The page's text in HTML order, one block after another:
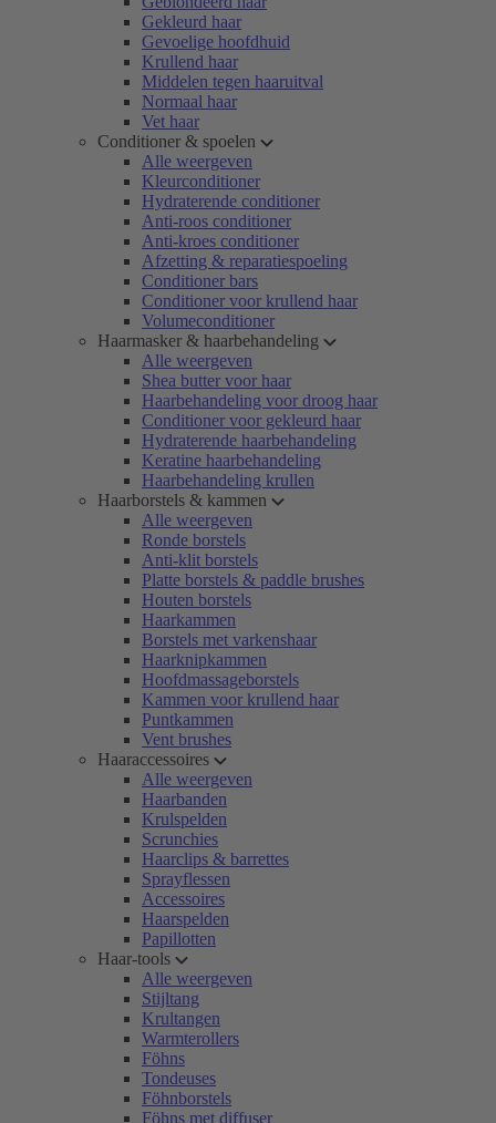
Gekleurd haar
Gevoelige hoofdhuid
Krullend haar
Middelen tegen haaruitval
Normaal haar
Vet haar
Conditioner & spoelen
Alle weergeven
Kleurconditioner
Hydraterende conditioner
Anti-roos conditioner
Anti-kroes conditioner
Afzetting & reparatiespoeling
Conditioner bars
Conditioner voor krullend haar
Volumeconditioner
Haarmasker & haarbehandeling
Alle weergeven
Shea butter voor haar
Haarbehandeling voor droog haar
Conditioner voor gekleurd haar
Hydraterende haarbehandeling
Keratine haarbehandeling
Haarbehandeling krullen
Haarborstels & kammen
Alle weergeven
Ronde borstels
Anti-klit borstels
Platte borstels & paddle brushes
Houten borstels
Haarkammen
Borstels met varkenshaar
Haarknipkammen
Hoofdmassageborstels
Kammen voor krullend haar
Puntkammen
Vent brushes
Haaraccessoires
Alle weergeven
Haarbanden
Krulspelden
Scrunchies
Haarclips & barrettes
Sprayflessen
Accessoires
Haarspelden
Papillotten
Haar-tools
Alle weergeven
Stijltang
Krultangen
Warmterollers
Föhns
Tondeuses
Föhnborstels
Föhns met diffuser